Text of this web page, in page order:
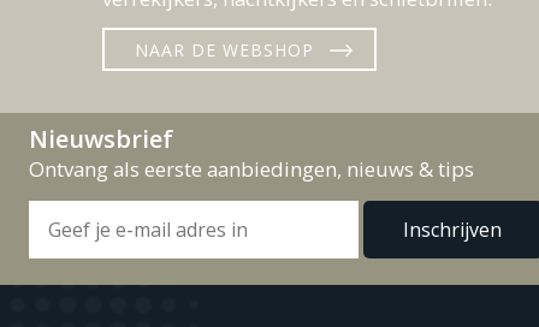
NAAR DE WEBSHOP
Nieuwsbrief
Ontvang als eerste aanbiedingen, nieuws & tips